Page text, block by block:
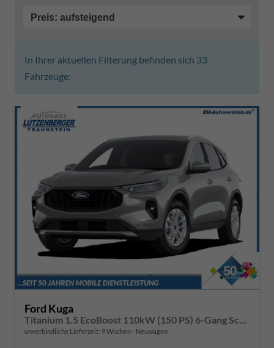
In Ihrer aktuellen Filterung befinden sich 33
Fahrzeuge:
Ford Kuga
unverbindliche Lieferzeit: 9 Wochen Neuwagen